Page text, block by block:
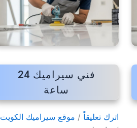
فني سيراميك 24
ساعة
اترك تعليقاً / موقع سيراميك الكويت